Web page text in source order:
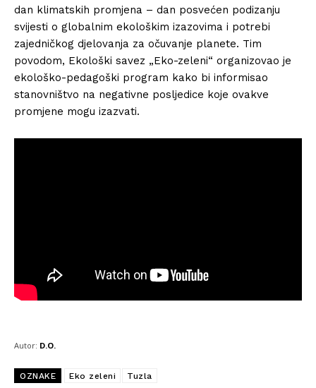
dan klimatskih promjena – dan posvećen podizanju
svijesti o globalnim ekološkim izazovima i potrebi
zajedničkog djelovanja za očuvanje planete. Tim
povodom, Ekološki savez „Eko-zeleni“ organizovao je
ekološko-pedagoški program kako bi informisao
stanovništvo na negativne posljedice koje ovakve
promjene mogu izazvati.
Autor: D.O.
OZNAKE Eko zeleni Tuzla